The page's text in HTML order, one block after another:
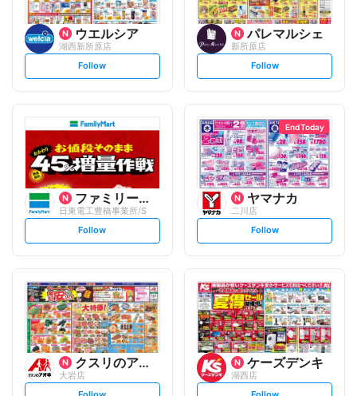
ウエルシア
湖西新所原店
s
t
o
Follow
パレマルシェ
新所原店
s
t
l
o
w
Follow
ファミリーマート
日東電工豊橋事業所/S
s
t
l
o
w
Follow
End Today
ヤマナカ
二川店
s
t
l
o
w
Follow
クスリのアオキ
大岩店
s
ケーズデンキ
湖西店
s